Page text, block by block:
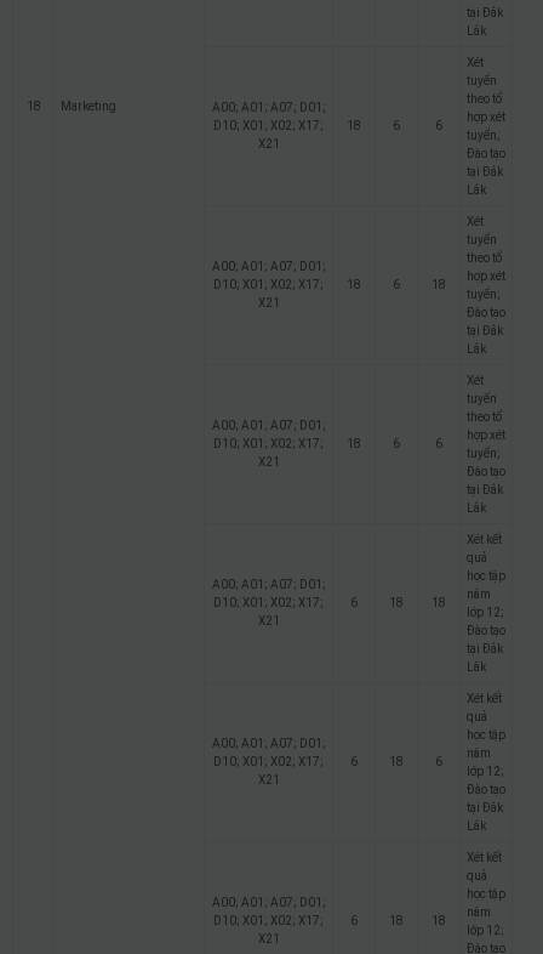
18 Marketing
tại Đắk
Lắk
A00; A01; A07; D01;
D10; X01; X02; X17;
X21
18 6 6
Xét
tuyển
theo tổ
hợp xét
tuyển;
Đào tạo
tại Đắk
Lắk
A00; A01; A07; D01;
D10; X01; X02; X17;
X21
18 6 18
Xét
tuyển
theo tổ
hợp xét
tuyển;
Đào tạo
tại Đắk
Lắk
A00; A01; A07; D01;
D10; X01; X02; X17;
X21
18 6 6
Xét
tuyển
theo tổ
hợp xét
tuyển;
Đào tạo
tại Đắk
Lắk
A00; A01; A07; D01;
D10; X01; X02; X17;
X21
6 18 18
Xét kết
quả
học tập
năm
lớp 12;
Đào tạo
tại Đắk
Lắk
A00; A01; A07; D01;
D10; X01; X02; X17;
X21
6 18 6
Xét kết
quả
học tập
năm
lớp 12;
Đào tạo
tại Đắk
Lắk
A00; A01; A07; D01;
D10; X01; X02; X17;
X21
6 18 18
Xét kết
quả
học tập
năm
lớp 12;
Đào tạo